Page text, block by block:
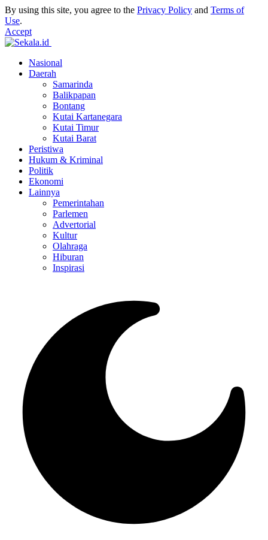
By using this site, you agree to the Privacy Policy and Terms of
Use.
Accept
Nasional
Daerah
Samarinda
Balikpapan
Bontang
Kutai Kartanegara
Kutai Timur
Kutai Barat
Peristiwa
Hukum & Kriminal
Politik
Ekonomi
Lainnya
Pemerintahan
Parlemen
Advertorial
Kultur
Olahraga
Hiburan
Inspirasi